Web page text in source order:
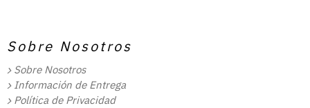
Sobre Nosotros
Sobre Nosotros
Información de Entrega
Política de Privacidad